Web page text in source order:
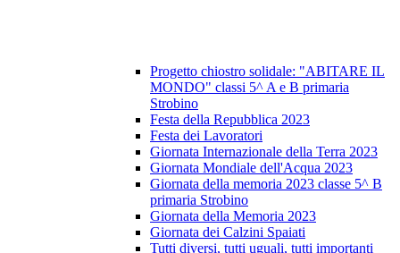
Progetto chiostro solidale: "ABITARE IL
MONDO" classi 5^ A e B primaria
Strobino
Festa della Repubblica 2023
Festa dei Lavoratori
Giornata Internazionale della Terra 2023
Giornata Mondiale dell'Acqua 2023
Giornata della memoria 2023 classe 5^ B
primaria Strobino
Giornata della Memoria 2023
Giornata dei Calzini Spaiati
Tutti diversi, tutti uguali, tutti importanti